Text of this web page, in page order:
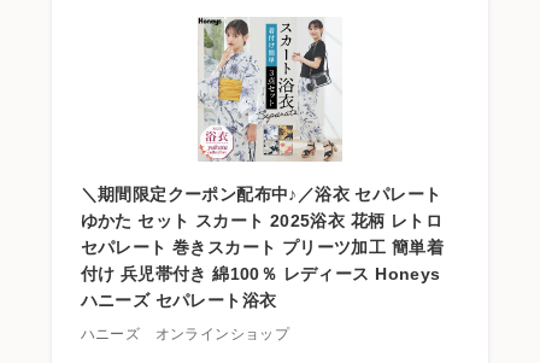
＼期間限定クーポン配布中♪／浴衣 セパレート
ゆかた セット スカート 2025浴衣 花柄 レトロ
セパレート 巻きスカート プリーツ加工 簡単着
付け 兵児帯付き 綿100％ レディース Honeys
ハニーズ セパレート浴衣
ハニーズ オンラインショップ